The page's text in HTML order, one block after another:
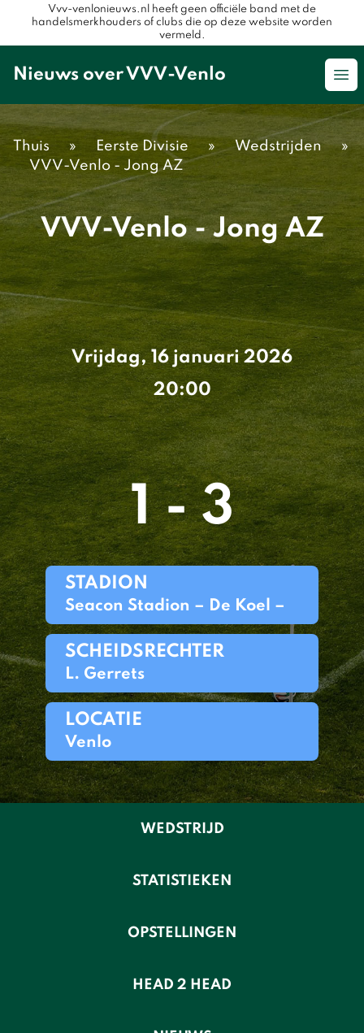
Vvv-venlonieuws.nl heeft geen officiële band met de
handelsmerkhouders of clubs die op deze website worden
vermeld.
Nieuws over VVV-Venlo
Thuis » Eerste Divisie » Wedstrijden
»
VVV-Venlo - Jong AZ
VVV-Venlo - Jong AZ
Vrijdag, 16 januari 2026
20:00
1 - 3
STADION
Seacon Stadion – De Koel –
SCHEIDSRECHTER
L. Gerrets
LOCATIE
Venlo
WEDSTRIJD
STATISTIEKEN
OPSTELLINGEN
HEAD 2 HEAD